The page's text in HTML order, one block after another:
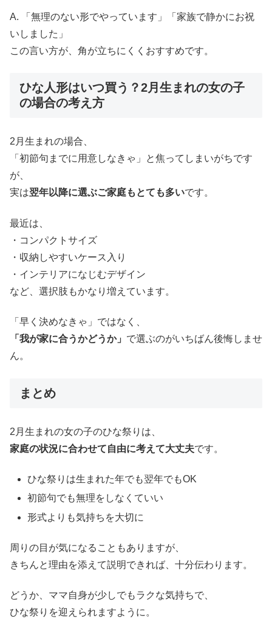
A. 「無理のない形でやっています」「家族で静かにお祝
いしました」
この言い方が、角が立ちにくくおすすめです。
ひな人形はいつ買う？2月生まれの女の子
の場合の考え方
2月生まれの場合、
「初節句までに用意しなきゃ」と焦ってしまいがちです
が、
実は翌年以降に選ぶご家庭もとても多いです。
最近は、
・コンパクトサイズ
・収納しやすいケース入り
・インテリアになじむデザイン
など、選択肢もかなり増えています。
「早く決めなきゃ」ではなく、
「我が家に合うかどうか」 で選ぶのがいちばん後悔しませ
ん。
まとめ
2月生まれの女の子のひな祭りは、
家庭の状況に合わせて自由に考えて大丈夫です。
ひな祭りは生まれた年でも翌年でもOK
初節句でも無理をしなくていい
形式よりも気持ちを大切に
周りの目が気になることもありますが、
きちんと理由を添えて説明できれば、十分伝わります。
どうか、ママ自身が少しでもラクな気持ちで、
ひな祭りを迎えられますように。